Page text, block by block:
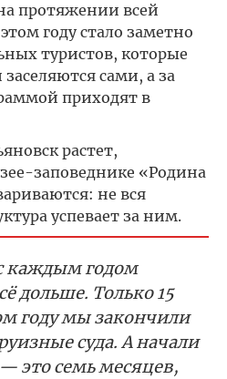
протяжении всей
году стало заметно
туристов, которые
сами, а за
приходят в
растет,
заповеднике «Родина
не вся
успевает за ним.
каждым годом
дольше. Только 15
году мы закончили
суда. А начали
это семь месяцев,